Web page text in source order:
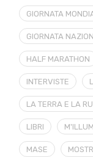
GIORNATA
GIORNATA
HALF MARATHON
INTERVISTE
LA TERRA E LA
LIBRI
MASE